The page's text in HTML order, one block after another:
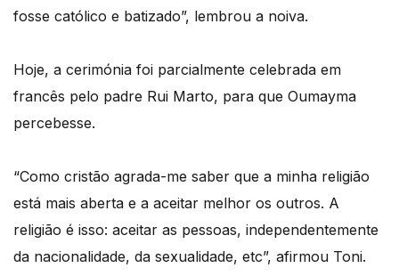
fosse católico e batizado”, lembrou a noiva.
Hoje, a cerimónia foi parcialmente celebrada em
francês pelo padre Rui Marto, para que Oumayma
percebesse.
“Como cristão agrada-me saber que a minha religião
está mais aberta e a aceitar melhor os outros. A
religião é isso: aceitar as pessoas, independentemente
da nacionalidade, da sexualidade, etc”, afirmou Toni.